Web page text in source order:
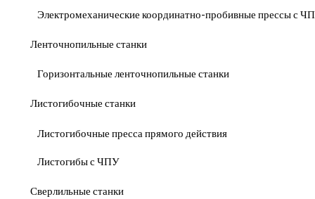
Электромеханические координатно-пробивные прессы с
Ленточнопильные станки
Горизонтальные ленточнопильные станки
Листогибочные станки
Листогибочные пресса прямого действия
Листогибы с ЧПУ
Сверлильные станки